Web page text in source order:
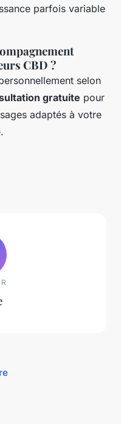
parfois variable
CBD ?
selon
gratuite pour
adaptés à votre